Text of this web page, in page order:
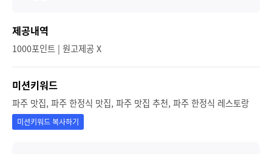
제공내역
1000포인트 | 원고제공 X
미션키워드
파주 맛집, 파주 한정식 맛집, 파주 맛집 추천, 파주 한정식 레스토랑
미션키워드 복사하기